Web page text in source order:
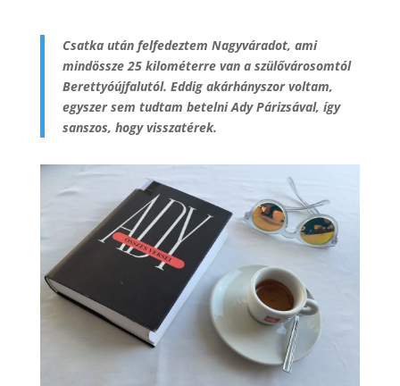
Csatka után felfedeztem Nagyváradot, ami
mindössze 25 kilométerre van a szülővárosomtól
Berettyóújfalutól. Eddig akárhányszor voltam,
egyszer sem tudtam betelni Ady Párizsával, így
sanszos, hogy visszatérek.